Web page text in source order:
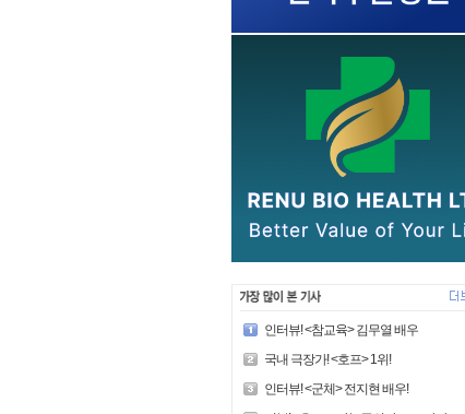
인터뷰! <참교육> 김무열 배우
국내 극장가! <호프> 1위!
인터뷰! <군체> 전지현 배우!